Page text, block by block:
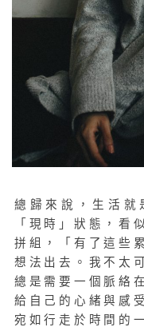
總歸來說，生活就
「現時」狀態，看
拼組，「有了這些
想法出去。我不太
總是需要一個脈絡
給自己的心緒與感
宛如行走於時間的